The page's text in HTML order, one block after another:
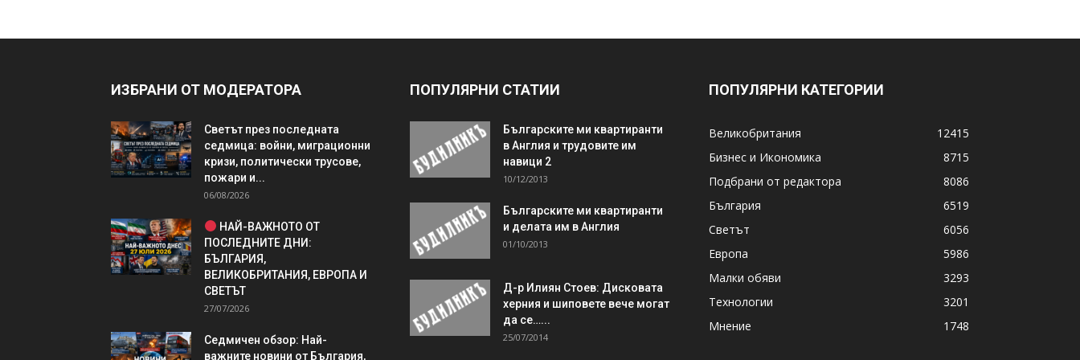
ИЗБРАНИ ОТ МОДЕРАТОРА
Светът през последната
седмица: войни, миграционни
кризи, политически трусове,
пожари и...
06/08/2026
НАЙ-ВАЖНОТО ОТ
ПОСЛЕДНИТЕ ДНИ:
БЪЛГАРИЯ,
ВЕЛИКОБРИТАНИЯ, ЕВРОПА И
СВЕТЪТ
27/07/2026
Седмичен обзор: Най-
важните новини от България,
ПОПУЛЯРНИ СТАТИИ
Българските ми квартиранти
в Англия и трудовите им
навици 2
10/12/2013
Българските ми квартиранти
и делата им в Англия
01/10/2013
Д-р Илиян Стоев: Дисковата
херния и шиповете вече могат
да се…...
25/07/2014
ПОПУЛЯРНИ КАТЕГОРИИ
Великобритания
12415
Бизнес и Икономика
8715
Подбрани от редактора
8086
България
6519
Светът
6056
Европа
5986
Малки обяви
3293
Технологии
3201
Мнение
1748